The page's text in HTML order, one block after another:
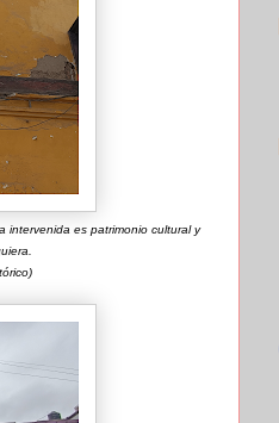
intervenida es patrimonio cultural y